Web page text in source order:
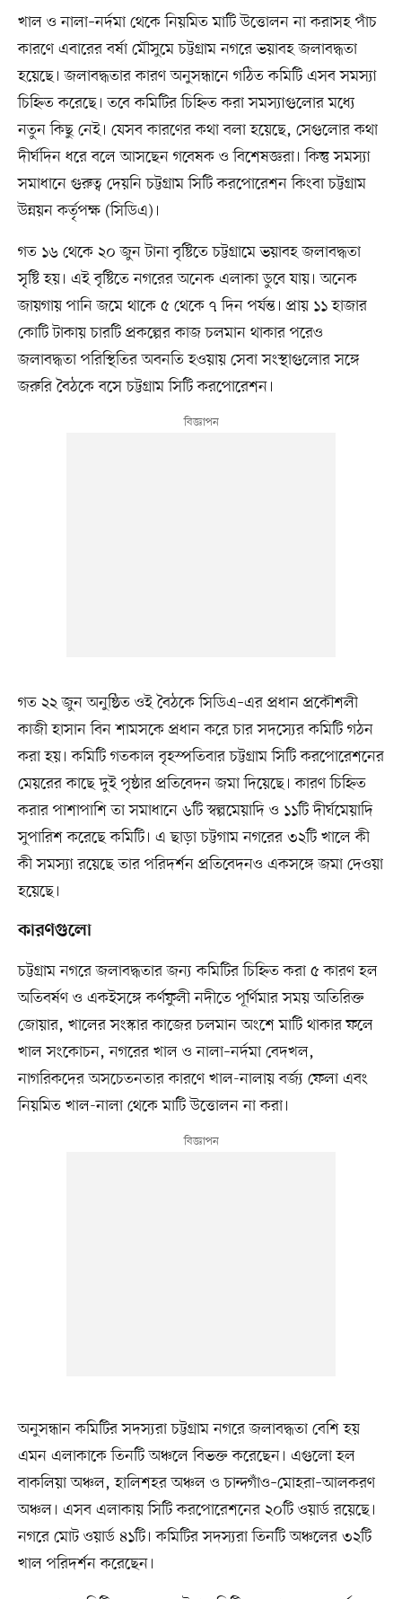
খাল ও নালা–নর্দমা থেকে নিয়মিত মাটি উত্তোলন না করাসহ পাঁচ
কারণে এবারের বর্ষা মৌসুমে চট্টগ্রাম নগরে ভয়াবহ জলাবদ্ধতা
হয়েছে। জলাবদ্ধতার কারণ অনুসন্ধানে গঠিত কমিটি এসব সমস্যা
চিহ্নিত করেছে। তবে কমিটির চিহ্নিত করা সমস্যাগুলোর মধ্যে
নতুন কিছু নেই। যেসব কারণের কথা বলা হয়েছে, সেগুলোর কথা
দীর্ঘদিন ধরে বলে আসছেন গবেষক ও বিশেষজ্ঞরা। কিন্তু সমস্যা
সমাধানে গুরুত্ব দেয়নি চট্টগ্রাম সিটি করপোরেশন কিংবা চট্টগ্রাম
উন্নয়ন কর্তৃপক্ষ (সিডিএ)।
গত ১৬ থেকে ২০ জুন টানা বৃষ্টিতে চট্টগ্রামে ভয়াবহ জলাবদ্ধতা
সৃষ্টি হয়। এই বৃষ্টিতে নগরের অনেক এলাকা ডুবে যায়। অনেক
জায়গায় পানি জমে থাকে ৫ থেকে ৭ দিন পর্যন্ত। প্রায় ১১ হাজার
কোটি টাকায় চারটি প্রকল্পের কাজ চলমান থাকার পরেও
জলাবদ্ধতা পরিস্থিতির অবনতি হওয়ায় সেবা সংস্থাগুলোর সঙ্গে
জরুরি বৈঠকে বসে চট্টগ্রাম সিটি করপোরেশন।
গত ২২ জুন অনুষ্ঠিত ওই বৈঠকে সিডিএ–এর প্রধান প্রকৌশলী
কাজী হাসান বিন শামসকে প্রধান করে চার সদস্যের কমিটি গঠন
করা হয়। কমিটি গতকাল বৃহস্পতিবার চট্টগ্রাম সিটি করপোরেশনের
মেয়রের কাছে দুই পৃষ্ঠার প্রতিবেদন জমা দিয়েছে। কারণ চিহ্নিত
করার পাশাপাশি তা সমাধানে ৬টি স্বল্পমেয়াদি ও ১১টি দীর্ঘমেয়াদি
সুপারিশ করেছে কমিটি। এ ছাড়া চট্টগাম নগরের ৩২টি খালে কী
কী সমস্যা রয়েছে তার পরিদর্শন প্রতিবেদনও একসঙ্গে জমা দেওয়া
হয়েছে।
কারণগুলো
চট্টগ্রাম নগরে জলাবদ্ধতার জন্য কমিটির চিহ্নিত করা ৫ কারণ হল
অতিবর্ষণ ও একইসঙ্গে কর্ণফুলী নদীতে পূর্ণিমার সময় অতিরিক্ত
জোয়ার, খালের সংস্কার কাজের চলমান অংশে মাটি থাকার ফলে
খাল সংকোচন, নগরের খাল ও নালা–নর্দমা বেদখল,
নাগরিকদের অসচেতনতার কারণে খাল-নালায় বর্জ্য ফেলা এবং
নিয়মিত খাল-নালা থেকে মাটি উত্তোলন না করা।
অনুসন্ধান কমিটির সদস্যরা চট্টগ্রাম নগরে জলাবদ্ধতা বেশি হয়
এমন এলাকাকে তিনটি অঞ্চলে বিভক্ত করেছেন। এগুলো হল
বাকলিয়া অঞ্চল, হালিশহর অঞ্চল ও চান্দগাঁও–মোহরা–আলকরণ
অঞ্চল। এসব এলাকায় সিটি করপোরেশনের ২০টি ওয়ার্ড রয়েছে।
নগরে মোট ওয়ার্ড ৪১টি। কমিটির সদস্যরা তিনটি অঞ্চলের ৩২টি
খাল পরিদর্শন করেছেন।